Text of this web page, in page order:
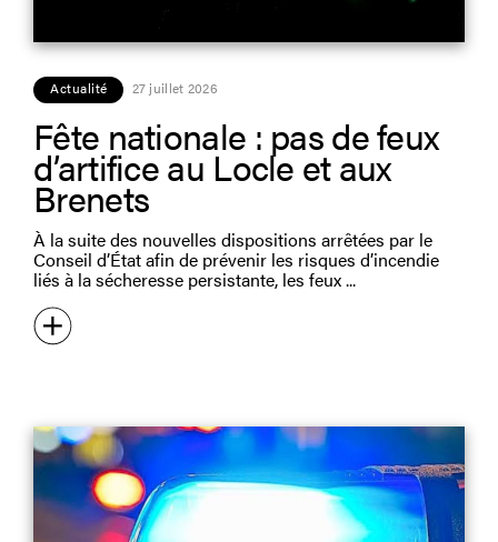
Actualité 27 juillet 2026
Fête nationale : pas de feux
d’artifice au Locle et aux
Brenets
À la suite des nouvelles dispositions arrêtées par le
Conseil d’État afin de prévenir les risques d’incendie
liés à la sécheresse persistante, les feux